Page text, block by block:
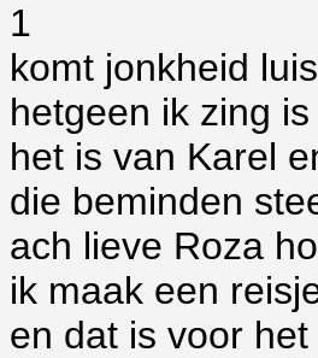
1
komt jonkheid
hetgeen ik zing
het is van Karel
die beminden
ach lieve Roza
ik maak een
en dat is voor het